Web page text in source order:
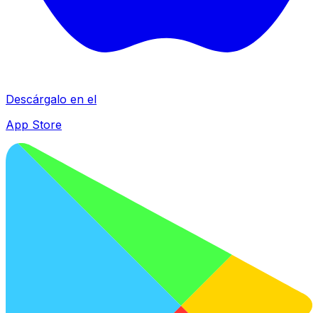
Descárgalo en el
App Store